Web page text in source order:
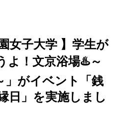
女子大学 】学生が
よ！文京浴場♨️～
」がイベント「銭
日」を実施しまし